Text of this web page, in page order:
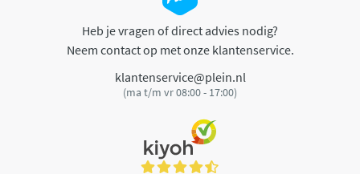
Heb je vragen of direct advies nodig?
Neem contact op met onze klantenservice.
klantenservice@plein.nl
(ma t/m vr 08:00 - 17:00)